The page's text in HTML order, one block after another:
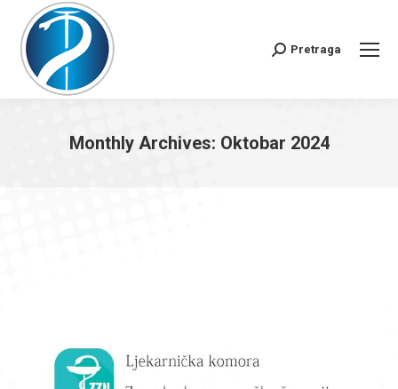
Search:
Pretraga
Monthly Archives: Oktobar 2024